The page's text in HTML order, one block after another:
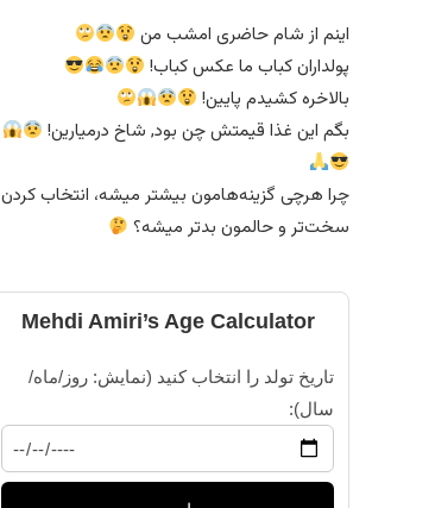
اینم از شام حاضری امشب من
پولداران کباب ما عکس کباب!
بالاخره کشیدم پایین!
بگم این غذا قیمتش چن بود, شاخ درمیارین!
چرا هرچی گزینه‌هامون بیشتر میشه، انتخاب کردن
سخت‌تر و حالمون بدتر میشه؟
Mehdi Amiri’s Age Calculator
تاریخ تولد را انتخاب کنید (نمایش: روز/ماه/
سال):